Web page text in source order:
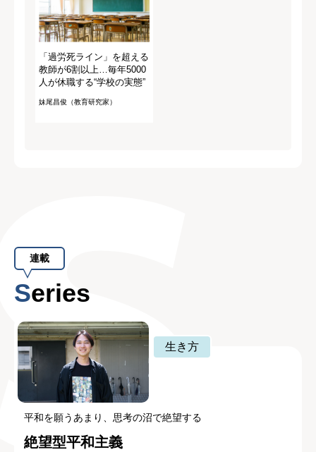
「過労死ライン」を超える
教師が6割以上…毎年5000
人が休職する“学校の実態”
妹尾昌俊（教育研究家）
連載
Series
生き方
平和を願うあまり、思考の沼で絶望する
絶望型平和主義